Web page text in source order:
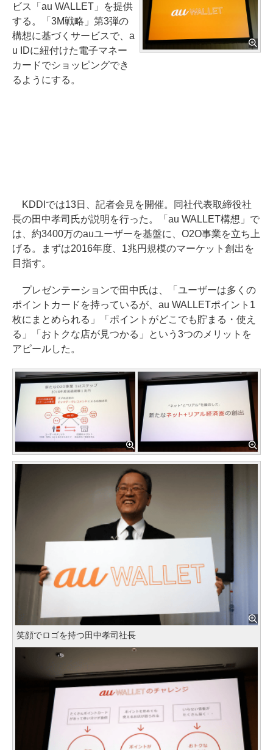
ビス「au WALLET」を提供
する。「3M戦略」第3弾の
構想に基づくサービスで、a
u IDに紐付けた電子マネー
カードでショッピングでき
るようにする。
KDDIでは13日、記者会見を開催。同社代表取締役社
長の田中孝司氏が説明を行った。「au WALLET構想」で
は、約3400万のauユーザーを基盤に、O2O事業を立ち上
げる。まずは2016年度、1兆円規模のマーケット創出を
目指す。
プレゼンテーションで田中氏は、「ユーザーは多くの
ポイントカードを持っているが、au WALLETポイント1
枚にまとめられる」「ポイントがどこでも貯まる・使え
る」「おトクな店が見つかる」という3つのメリットを
アピールした。
笑顔でロゴを持つ田中孝司社長